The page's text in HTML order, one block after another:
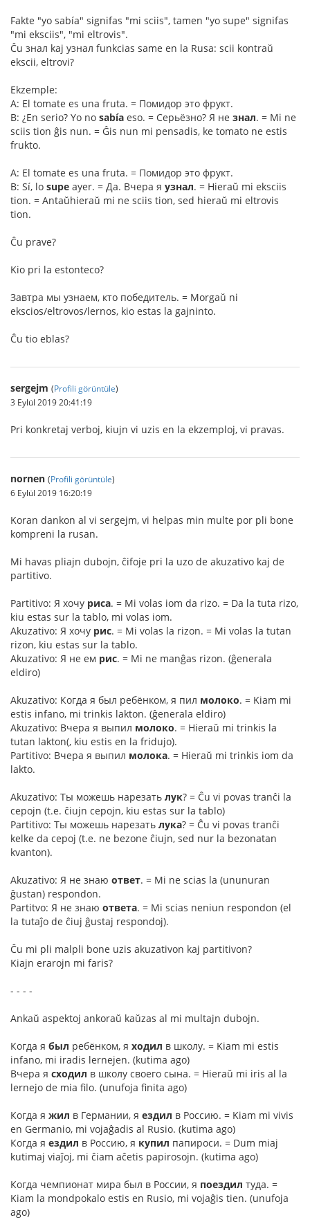
Fakte "yo sabía" signifas "mi sciis", tamen "yo supe" signifas
"mi eksciis", "mi eltrovis".
Ĉu знал kaj узнал funkcias same en la Rusa: scii kontraŭ
ekscii, eltrovi?
Ekzemple:
A: El tomate es una fruta. = Помидор это фрукт.
B: ¿En serio? Yo no sabía eso. = Серьёзно? Я не знал. = Mi ne
sciis tion ĝis nun. = Ĝis nun mi pensadis, ke tomato ne estis
frukto.
A: El tomate es una fruta. = Помидор это фрукт.
B: Sí, lo supe ayer. = Да. Вчера я узнал. = Hieraŭ mi eksciis
tion. = Antaŭhieraŭ mi ne sciis tion, sed hieraŭ mi eltrovis
tion.
Ĉu prave?
Kio pri la estonteco?
Завтра мы узнаем, кто победитель. = Morgaŭ ni
ekscios/eltrovos/lernos, kio estas la gajninto.
Ĉu tio eblas?
sergejm (Profili görüntüle)
3 Eylül 2019 20:41:19
Pri konkretaj verboj, kiujn vi uzis en la ekzemploj, vi pravas.
nornen (Profili görüntüle)
6 Eylül 2019 16:20:19
Koran dankon al vi sergejm, vi helpas min multe por pli bone
kompreni la rusan.
Mi havas pliajn dubojn, ĉifoje pri la uzo de akuzativo kaj de
partitivo.
Partitivo: Я хочу риса. = Mi volas iom da rizo. = Da la tuta rizo,
kiu estas sur la tablo, mi volas iom.
Akuzativo: Я хочу рис. = Mi volas la rizon. = Mi volas la tutan
rizon, kiu estas sur la tablo.
Akuzativo: Я не ем рис. = Mi ne manĝas rizon. (ĝenerala
eldiro)
Akuzativo: Когда я был ребёнком, я пил молоко. = Kiam mi
estis infano, mi trinkis lakton. (ĝenerala eldiro)
Akuzativo: Вчера я выпил молоко. = Hieraŭ mi trinkis la
tutan lakton(, kiu estis en la fridujo).
Partitivo: Вчера я выпил молока. = Hieraŭ mi trinkis iom da
lakto.
Akuzativo: Ты можешь нарезать лук? = Ĉu vi povas tranĉi la
cepojn (t.e. ĉiujn cepojn, kiu estas sur la tablo)
Partitivo: Ты можешь нарезать лука? = Ĉu vi povas tranĉi
kelke da cepoj (t.e. ne bezone ĉiujn, sed nur la bezonatan
kvanton).
Akuzativo: Я не знаю ответ. = Mi ne scias la (ununuran
ĝustan) respondon.
Partitvo: Я не знаю ответа. = Mi scias neniun respondon (el
la tutaĵo de ĉiuj ĝustaj respondoj).
Ĉu mi pli malpli bone uzis akuzativon kaj partitivon?
Kiajn erarojn mi faris?
- - - -
Ankaŭ aspektoj ankoraŭ kaŭzas al mi multajn dubojn.
Когда я был ребёнком, я ходил в школу. = Kiam mi estis
infano, mi iradis lernejen. (kutima ago)
Вчера я сходил в школу своего сына. = Hieraŭ mi iris al la
lernejo de mia filo. (unufoja finita ago)
Когда я жил в Германии, я ездил в Россию. = Kiam mi vivis
en Germanio, mi vojaĝadis al Rusio. (kutima ago)
Когда я ездил в Россию, я купил папироси. = Dum miaj
kutimaj viaĵoj, mi ĉiam aĉetis papirosojn. (kutima ago)
Когда чемпионат мира был в России, я поездил туда. =
Kiam la mondpokalo estis en Rusio, mi vojaĝis tien. (unufoja
ago)